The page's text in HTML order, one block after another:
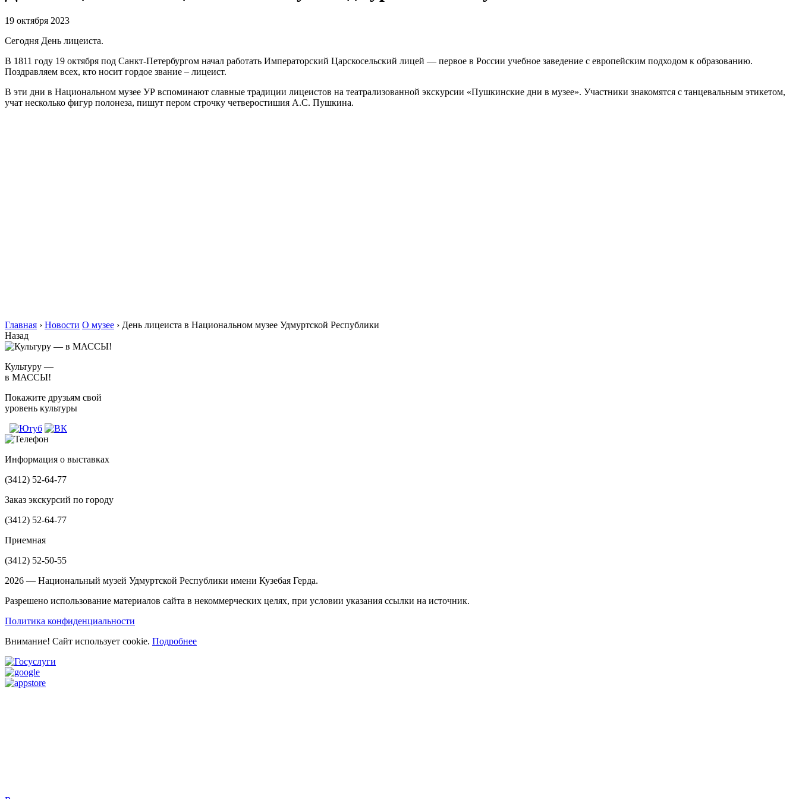
19 октября 2023
Сегодня День лицеиста.
В 1811 году 19 октября под Санкт-Петербургом начал работать Императорский Царскосельский лицей — первое в России учебное заведение с европейским подходом к образованию.
Поздравляем всех, кто носит гордое звание – лицеист.
В эти дни в Национальном музее УР вспоминают славные традиции лицеистов на театрализованной экскурсии «Пушкинские дни в музее». Участники знакомятся с танцевальным этикетом,
учат несколько фигур полонеза, пишут пером строчку четверостишия А.С. Пушкина.
Главная › Новости О музее › День лицеиста в Национальном музее Удмуртской Республики
Назад
Культуру —
в МАССЫ!
Покажите друзьям свой
уровень культуры
Информация о выставках
(3412) 52-64-77
Заказ экскурсий по городу
(3412) 52-64-77
Приемная
(3412) 52-50-55
2026 — Национальный музей Удмуртской Республики имени Кузебая Герда.
Разрешено использование материалов сайта в некоммерческих целях, при условии указания ссылки на источник.
Политика конфиденциальности
Внимание! Сайт использует cookie. Подробнее